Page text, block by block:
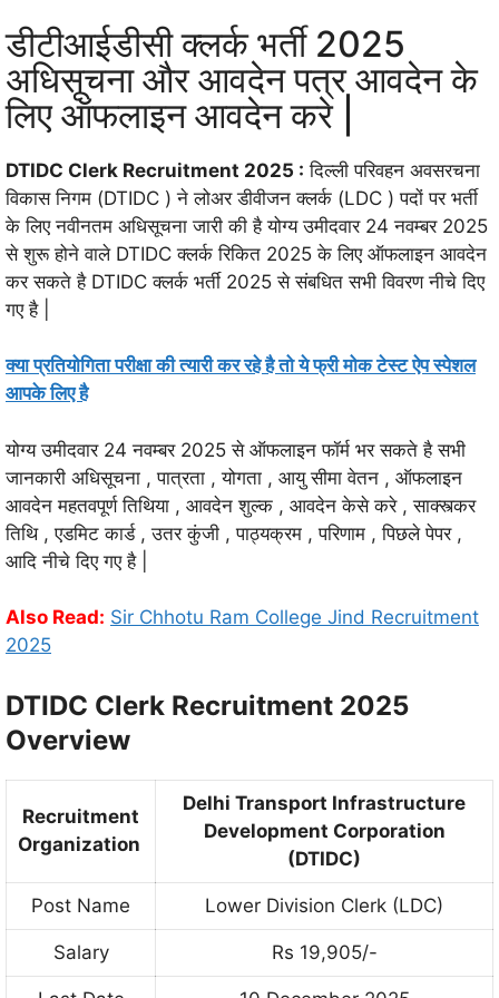
डीटीआईडीसी क्लर्क भर्ती 2025
अधिसूचना और आवदेन पत्र आवदेन के
लिए ऑफलाइन आवदेन करे |
DTIDC Clerk Recruitment 2025 : दिल्ली परिवहन अवसरचना
विकास निगम (DTIDC ) ने लोअर डीवीजन क्लर्क (LDC ) पदों पर भर्ती
के लिए नवीनतम अधिसूचना जारी की है योग्य उमीदवार 24 नवम्बर 2025
से शुरू होने वाले DTIDC क्लर्क रिकित 2025 के लिए ऑफलाइन आवदेन
कर सकते है DTIDC क्लर्क भर्ती 2025 से संबधित सभी विवरण नीचे दिए
गए है |
क्या प्रतियोगिता परीक्षा की त्यारी कर रहे है तो ये फ्री मोक टेस्ट ऐप स्पेशल
आपके लिए है
योग्य उमीदवार 24 नवम्बर 2025 से ऑफलाइन फॉर्म भर सकते है सभी
जानकारी अधिसूचना , पात्रता , योगता , आयु सीमा वेतन , ऑफलाइन
आवदेन महतवपूर्ण तिथिया , आवदेन शुल्क , आवदेन केसे करे , साक्स्त्कर
तिथि , एडमिट कार्ड , उतर कुंजी , पाठ्यक्रम , परिणाम , पिछले पेपर ,
आदि नीचे दिए गए है |
Also Read: Sir Chhotu Ram College Jind Recruitment
2025
DTIDC Clerk Recruitment 2025
Overview
Recruitment
Organization
Delhi Transport Infrastructure
Development Corporation
(DTIDC)
Post Name Lower Division Clerk (LDC)
Salary Rs 19,905/-